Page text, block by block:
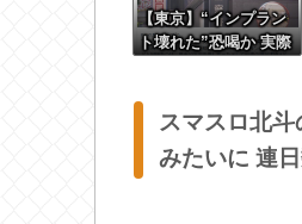
【東京】“インプラン
ト壊れた”恐喝か 実際
得た」
スマスロ北
みたいに 連